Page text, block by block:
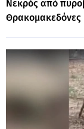
Νεκρός από
Θρακομακεδόνες